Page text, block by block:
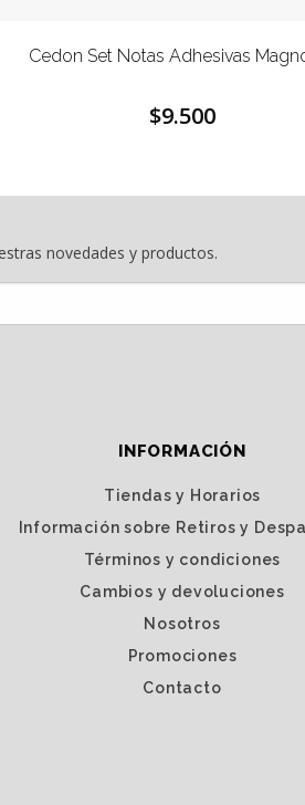
Cedon Set Notas Adhesivas
$9.500
novedades y productos.
INFORMACIÓN
Tiendas y Horarios
Información sobre Retiros y
Términos y condiciones
Cambios y devoluciones
Nosotros
Promociones
Contacto